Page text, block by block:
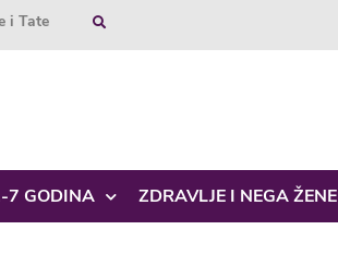
i Tate
7 GODINA ZDRAVLJE I NEGA ŽENE